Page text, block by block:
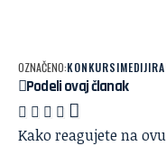
OZNAČENO:KONKURSIMEDIJI
Podeli ovaj članak
Kako reagujete na